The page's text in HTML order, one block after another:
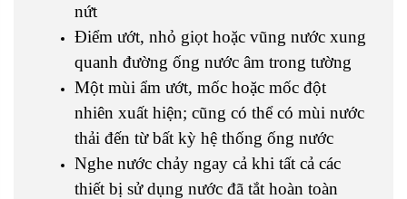
nứt
Điểm ướt, nhỏ giọt hoặc vũng nước xung
quanh đường ống nước âm trong tường
Một mùi ẩm ướt, mốc hoặc mốc đột
nhiên xuất hiện; cũng có thể có mùi nước
thải đến từ bất kỳ hệ thống ống nước
Nghe nước chảy ngay cả khi tất cả các
thiết bị sử dụng nước đã tắt hoàn toàn